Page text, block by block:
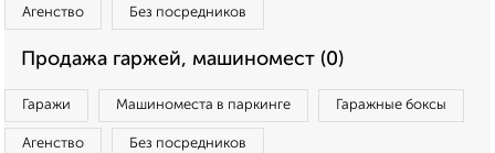
Агенство Без посредников
Продажа гаржей, машиномест (0)
Гаражи Машиноместа в паркинге Гаражные боксы
Агенство Без посредников